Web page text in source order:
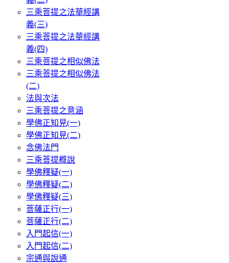
三乘菩提之法華經講
義(三)
三乘菩提之法華經講
義(四)
三乘菩提之相似佛法
三乘菩提之相似佛法
(二)
法與次法
三乘菩提之意涵
學佛正知見(一)
學佛正知見(二)
念佛法門
三乘菩提概說
學佛釋疑(一)
學佛釋疑(二)
學佛釋疑(三)
菩薩正行(一)
菩薩正行(二)
入門起信(一)
入門起信(二)
宗通與說通